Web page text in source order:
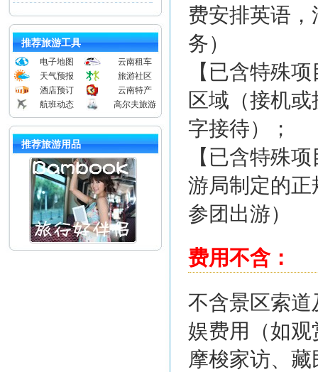
推荐旅游工具
电子地图
云南租车
天气预报
旅游社区
酒店预订
云南特产
航班动态
高尔夫旅游
推荐旅游用品
费安排英语
务）
【已含特殊
区域（接机
字接待）；
【已含特殊
游局制定的
参团出游）
费用不含：
不含景区索
娱费用（如
摩梭家访、